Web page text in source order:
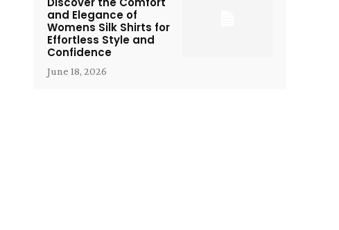
and Elegance of
Womens Silk Shirts for
Effortless Style and
Confidence
June 18, 2026